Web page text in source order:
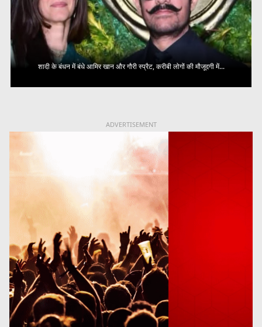
शादी के बंधन में बंधे आमिर खान और गौरी स्प्रैट, करीबी लोगों की मौजूदगी में...
ADVERTISEMENT